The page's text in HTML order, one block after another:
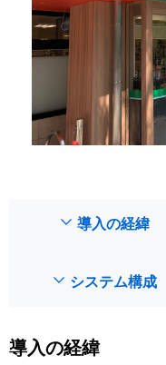
導入の経緯
システム構成
導入の経緯